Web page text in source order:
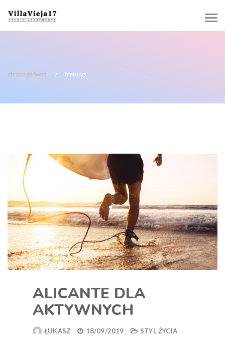
strona główna treningi
ALICANTE DLA
AKTYWNYCH
ŁUKASZ 18/09/2019 STYL ŻYCIA